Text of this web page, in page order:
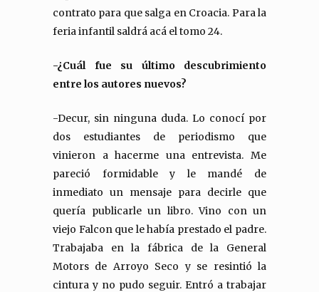
contrato para que salga en Croacia. Para la
feria infantil saldrá acá el tomo 24.
-¿Cuál fue su último descubrimiento
entre los autores nuevos?
-Decur, sin ninguna duda. Lo conocí por
dos estudiantes de periodismo que
vinieron a hacerme una entrevista. Me
pareció formidable y le mandé de
inmediato un mensaje para decirle que
quería publicarle un libro. Vino con un
viejo Falcon que le había prestado el padre.
Trabajaba en la fábrica de la General
Motors de Arroyo Seco y se resintió la
cintura y no pudo seguir. Entró a trabajar